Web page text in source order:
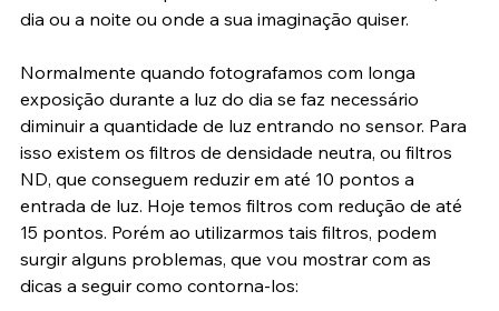
seu uso também pode ser em ambientes urbanos, de
Normalmente quando fotografamos com longa
exposição durante a luz do dia se faz necessário
diminuir a quantidade de luz entrando no sensor. Para
isso existem os filtros de densidade neutra, ou filtros
ND, que conseguem reduzir em até 10 pontos a
entrada de luz. Hoje temos filtros com redução de até
15 pontos. Porém ao utilizarmos tais filtros, podem
surgir alguns problemas, que vou mostrar com as